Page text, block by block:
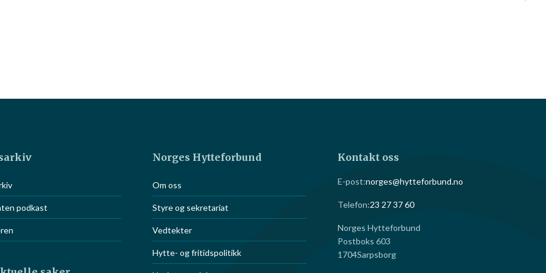
eiere av
podkast
Norges Hytteforbund
Om oss
Styre og sekretariat
Vedtekter
Hytte- og fritidspolitikk
Kontakt oss
E-post:norges@hytteforbund.no
Telefon:23 27 37 60
Norges Hytteforbund
Postboks 603
1704Sarpsborg